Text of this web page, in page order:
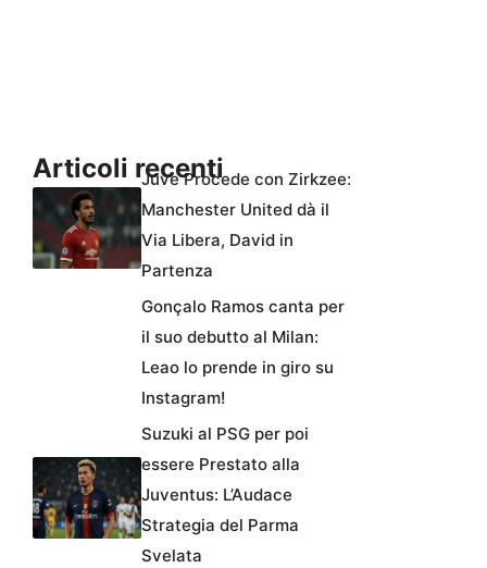
Articoli recentiJuve Procede con Zirkzee:
Manchester United dà il
Via Libera, David in
Partenza
Gonçalo Ramos canta per
il suo debutto al Milan:
Leao lo prende in giro su
Instagram!
Suzuki al PSG per poi
essere Prestato alla
Juventus: L’Audace
Strategia del Parma
Svelata